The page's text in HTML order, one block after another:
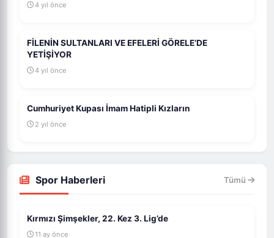
4 yıl önce
FİLENİN SULTANLARI VE EFELERİ GÖRELE’DE
YETİŞİYOR
4 yıl önce
Cumhuriyet Kupası İmam Hatipli Kızların
2 yıl önce
Spor Haberleri Tümü
Kırmızı Şimşekler, 22. Kez 3. Lig’de
11 ay önce